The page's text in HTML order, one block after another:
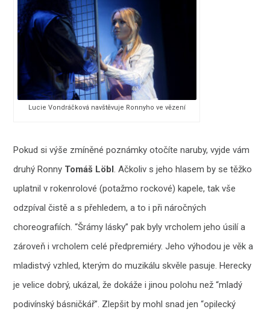
Lucie Vondráčková navštěvuje Ronnyho ve vězení
Pokud si výše zmíněné poznámky otočíte naruby, vyjde vám
druhý Ronny Tomáš Löbl. Ačkoliv s jeho hlasem by se těžko
uplatnil v rokenrolové (potažmo rockové) kapele, tak vše
odzpíval čistě a s přehledem, a to i při náročných
choreografiích. “Šrámy lásky” pak byly vrcholem jeho úsilí a
zároveň i vrcholem celé předpremiéry. Jeho výhodou je věk a
mladistvý vzhled, kterým do muzikálu skvěle pasuje. Herecky
je velice dobrý, ukázal, že dokáže i jinou polohu než “mladý
podivínský básničkář”. Zlepšit by mohl snad jen “opilecký